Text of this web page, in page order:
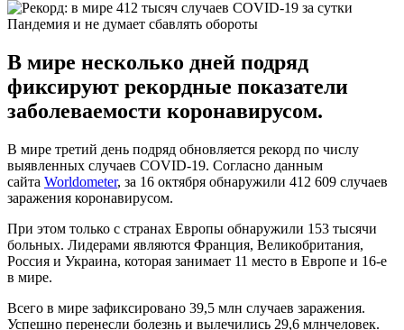
Пандемия и не думает сбавлять обороты
В мире несколько дней подряд
фиксируют рекордные показатели
заболеваемости коронавирусом.
В мире третий день подряд обновляется рекорд по числу
выявленных случаев COVID-19. Согласно данным
сайта Worldometer, за 16 октября обнаружили 412 609 случаев
заражения коронавирусом.
При этом только с странах Европы обнаружили 153 тысячи
больных. Лидерами являются Франция, Великобритания,
Россия и Украина, которая занимает 11 место в Европе и 16-е
в мире.
Всего в мире зафиксировано 39,5 млн случаев заражения.
Успешно перенесли болезнь и вылечились 29,6 млнчеловек.